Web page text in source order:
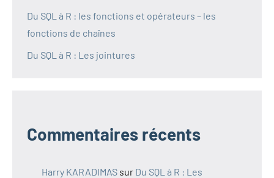
Du SQL à R : les fonctions et opérateurs – les
fonctions de chaînes
Du SQL à R : Les jointures
Commentaires récents
Harry KARADIMAS sur Du SQL à R : Les